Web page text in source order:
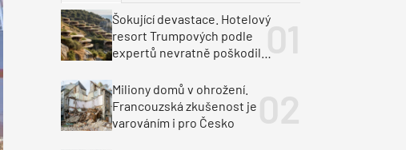
objekty
stavby
a logistika
Dopravní stavbyŠokující devastace. Hotelový
resort Trumpových podle
expertů nevratně poškodil
Miliony domů v ohrožení.
Francouzská zkušenost je
varováním i pro Česko